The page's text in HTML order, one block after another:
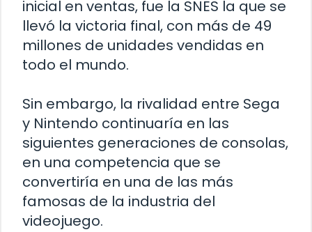
inicial en ventas, fue la SNES la que se
llevó la victoria final, con más de 49
millones de unidades vendidas en
todo el mundo.
Sin embargo, la rivalidad entre Sega
y Nintendo continuaría en las
siguientes generaciones de consolas,
en una competencia que se
convertiría en una de las más
famosas de la industria del
videojuego.